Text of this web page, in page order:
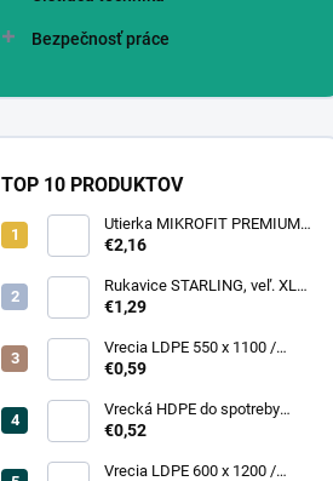
Bezpečnosť práce
TOP 10 PRODUKTOV
Utierka MIKROFIT PREMIUM
920 40x40 cm, 305 gr./m2
€2,16
Rukavice STARLING, veľ. XL
(12 pár = bal)
€1,29
Vrecia LDPE 550 x 1100 /
0,13,1A, číra
€0,59
Vrecká HDPE do spotreby
300x400/0,007, číre, (50 ks =
€0,52
Vrecia LDPE 600 x 1200 /